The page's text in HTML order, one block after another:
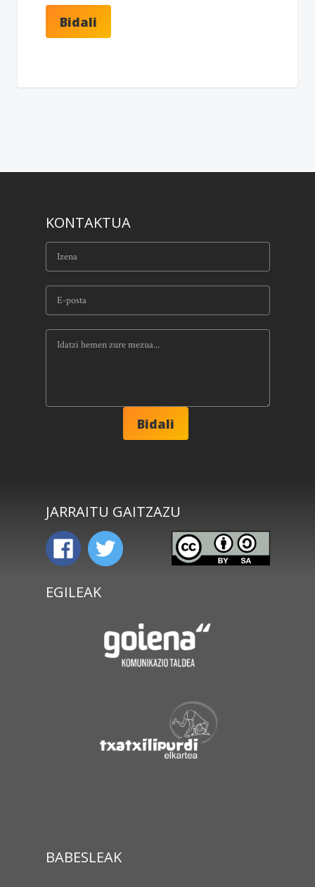
KONTAKTUA
JARRAITU GAITZAZU
EGILEAK
BABESLEAK